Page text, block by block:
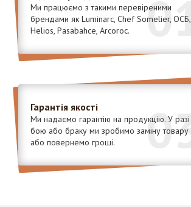
01
Ми працюємо з такими перевіреними
брендами як Luminarc, Chef Somelier, ОСБ,
Helios, Pasabahce, Arcoroc.
03
Гарантія якості
Ми надаємо гарантію на продукцію. У разі
бою або браку ми зробимо заміну товару
або повернемо гроші.